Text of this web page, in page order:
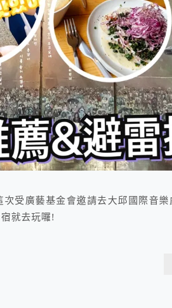
受廣藝基金會邀請去大邱國際音
就去玩囉!